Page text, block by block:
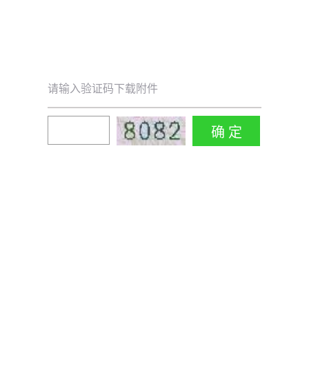
请输入验证码下载附件